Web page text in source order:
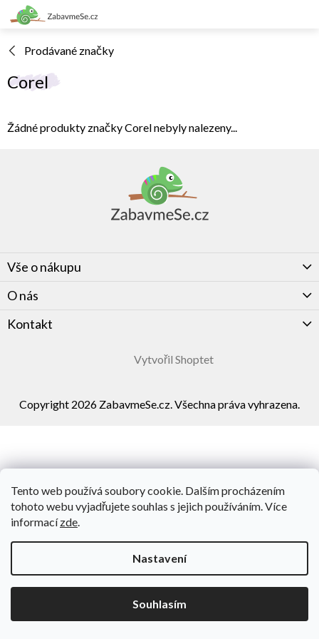
Tento web používá soubory cookie. Dalším procházením
tohoto webu vyjadřujete souhlas s jejich používáním. Více
informacízde.
Nastavení
Souhlasím
Přejít
na
Prodávané značky
Corel
Žádné produkty značkyCorelnebyly nalezeny...
Vše o nákupu
O nás
Kontakt
Vytvořil Shoptet
Copyright 2026 ZabavmeSe.cz. Všechna práva vyhrazena.